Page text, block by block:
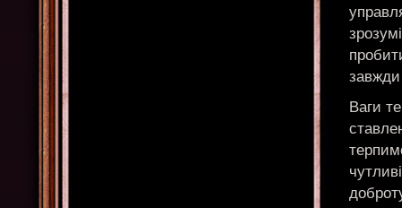
Ваги